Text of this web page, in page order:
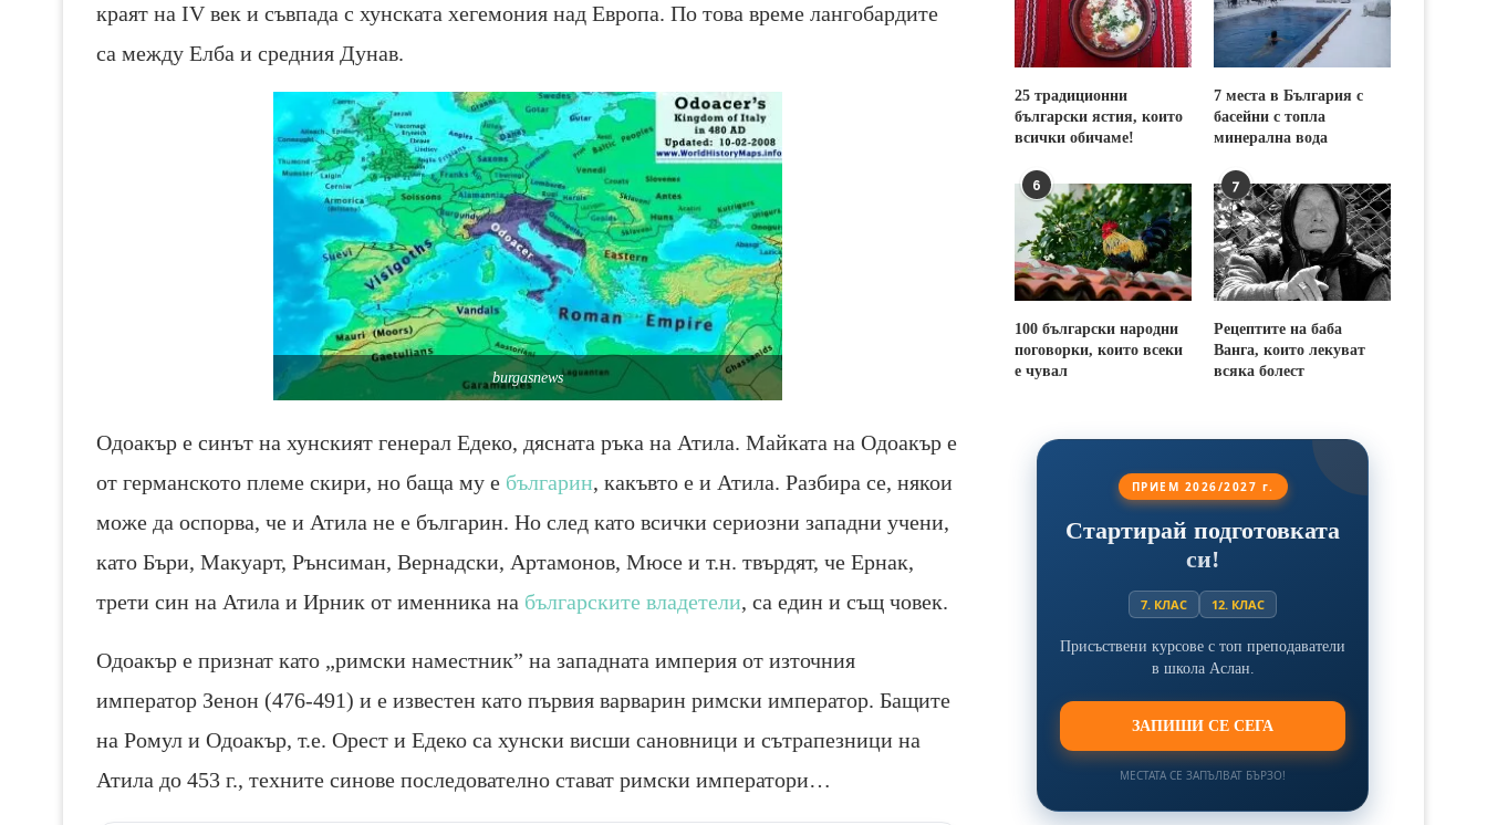
краят на ІV век и съвпада с хунската хегемония над Европа. По това време лангобардите
са между Елба и средния Дунав.
burgasnews
Одоакър е синът на хунският генерал Едеко, дясната ръка на Атила. Майката на Одоакър е
от германското племе скири, но баща му е българин, какъвто е и Атила. Разбира се, някои
може да оспорва, че и Атила не е българин. Но след като всички сериозни западни учени,
като Бъри, Макуарт, Рънсиман, Вернадски, Артамонов, Мюсе и т.н. твърдят, че Ернак,
трети син на Атила и Ирник от именника на българските владетели, са един и същ човек.
Одоакър е признат като „римски наместник” на западната империя от източния
император Зенон (476-491) и е известен като първия варварин римски император. Бащите
на Ромул и Одоакър, т.е. Орест и Едеко са хунски висши сановници и сътрапезници на
Атила до 453 г., техните синове последователно стават римски императори…
25 традиционни
български ястия, които
всички обичаме!
7 места в България с
басейни с топла
минерална вода
6
100 български народни
поговорки, които всеки
е чувал
7
Рецептите на баба
Ванга, които лекуват
всяка болест
ПРИЕМ 2026/2027 г.
Стартирай подготовката
си!
7. КЛАС 12. КЛАС
Присъствени курсове с топ преподаватели
в школа Аслан.
ЗАПИШИ СЕ СЕГА
МЕСТАТА СЕ ЗАПЪЛВАТ БЪРЗО!